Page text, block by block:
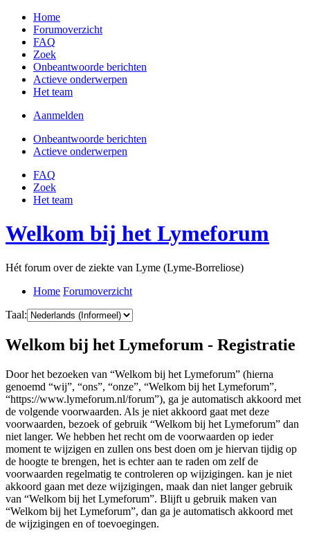
Home
Forumoverzicht
FAQ
Zoek
Onbeantwoorde berichten
Actieve onderwerpen
Het team
Aanmelden
Onbeantwoorde berichten
Actieve onderwerpen
FAQ
Zoek
Het team
Welkom bij het Lymeforum
Hét forum over de ziekte van Lyme (Lyme-Borreliose)
Home Forumoverzicht
Taal:
Welkom bij het Lymeforum - Registratie
Door het bezoeken van “Welkom bij het Lymeforum” (hierna
genoemd “wij”, “ons”, “onze”, “Welkom bij het Lymeforum”,
“https://www.lymeforum.nl/forum”), ga je automatisch akkoord met
de volgende voorwaarden. Als je niet akkoord gaat met deze
voorwaarden, bezoek of gebruik “Welkom bij het Lymeforum” dan
niet langer. We hebben het recht om de voorwaarden op ieder
moment te wijzigen en zullen ons best doen om je hiervan tijdig op
de hoogte te brengen, het is echter aan te raden om zelf de
voorwaarden regelmatig te controleren op wijzigingen. kan je niet
akkoord gaan met deze wijzigingen, maak dan niet langer gebruik
van “Welkom bij het Lymeforum”. Blijft u gebruik maken van
“Welkom bij het Lymeforum”, dan ga je automatisch akkoord met
de wijzigingen en of toevoegingen.